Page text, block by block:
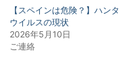
開
き
ま
す)
(新
し
い
ウ
ィ
ン
【スペインは危険？】ハンタ
ウイルスの現状
2026年5月10日
ご連絡